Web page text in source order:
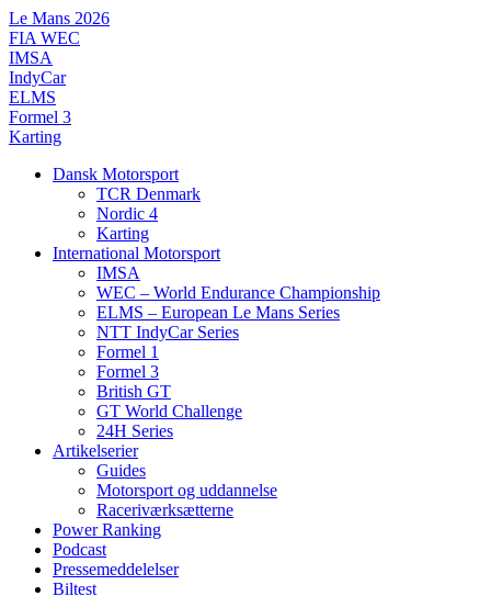
Videre
til
indhold
Le Mans 2026
FIA WEC
IMSA
IndyCar
ELMS
Formel 3
Karting
Dansk Motorsport
TCR Denmark
Nordic 4
Karting
International Motorsport
IMSA
WEC – World Endurance Championship
ELMS – European Le Mans Series
NTT IndyCar Series
Formel 1
Formel 3
British GT
GT World Challenge
24H Series
Artikelserier
Guides
Motorsport og uddannelse
Raceriværksætterne
Power Ranking
Podcast
Pressemeddelelser
Biltest